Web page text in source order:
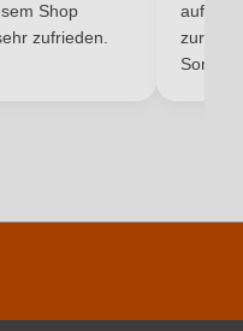
Passwort vergessen
Shop
zufrieden.
auf
zurück
Son...